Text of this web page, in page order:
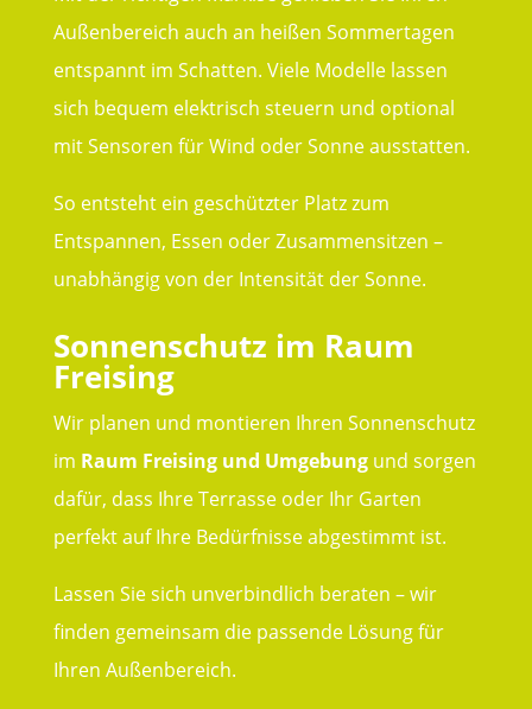
Außenbereich auch an heißen Sommertagen
entspannt im Schatten. Viele Modelle lassen
sich bequem elektrisch steuern und optional
mit Sensoren für Wind oder Sonne ausstatten.
So entsteht ein geschützter Platz zum
Entspannen, Essen oder Zusammensitzen –
unabhängig von der Intensität der Sonne.
Sonnenschutz im Raum
Freising
Wir planen und montieren Ihren Sonnenschutz
im Raum Freising und Umgebungund sorgen
dafür, dass Ihre Terrasse oder Ihr Garten
perfekt auf Ihre Bedürfnisse abgestimmt ist.
Lassen Sie sich unverbindlich beraten – wir
finden gemeinsam die passende Lösung für
Ihren Außenbereich.